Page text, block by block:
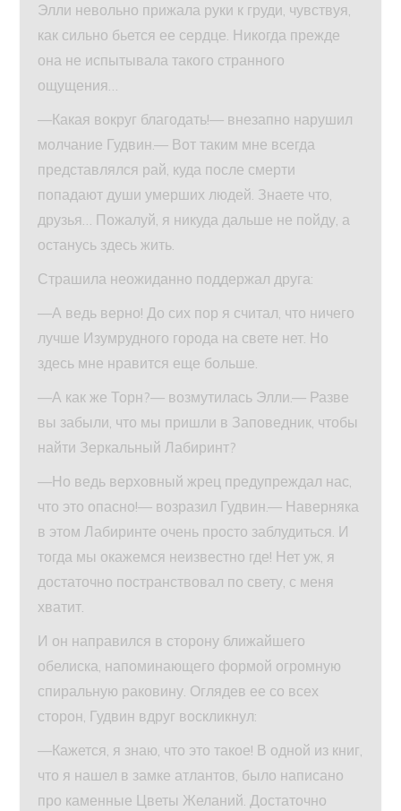
Элли невольно прижала руки к груди, чувствуя,
как сильно бьется ее сердце. Никогда прежде
она не испытывала такого странного
ощущения…
—Какая вокруг благодать!— внезапно нарушил
молчание Гудвин.— Вот таким мне всегда
представлялся рай, куда после смерти
попадают души умерших людей. Знаете что,
друзья… Пожалуй, я никуда дальше не пойду, а
останусь здесь жить.
Страшила неожиданно поддержал друга:
—А ведь верно! До сих пор я считал, что ничего
лучше Изумрудного города на свете нет. Но
здесь мне нравится еще больше.
—А как же Торн?— возмутилась Элли.— Разве
вы забыли, что мы пришли в Заповедник, чтобы
найти Зеркальный Лабиринт?
—Но ведь верховный жрец предупреждал нас,
что это опасно!— возразил Гудвин.— Наверняка
в этом Лабиринте очень просто заблудиться. И
тогда мы окажемся неизвестно где! Нет уж, я
достаточно постранствовал по свету, с меня
хватит.
И он направился в сторону ближайшего
обелиска, напоминающего формой огромную
спиральную раковину. Оглядев ее со всех
сторон, Гудвин вдруг воскликнул:
—Кажется, я знаю, что это такое! В одной из книг,
что я нашел в замке атлантов, было написано
про каменные Цветы Желаний. Достаточно